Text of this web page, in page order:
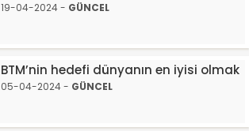
19-04-2024 - GÜNCEL
BTM’nin hedefi dünyanın en iyisi olmak
05-04-2024 - GÜNCEL